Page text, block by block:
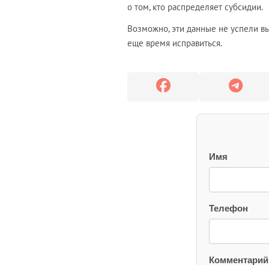
о том, кто распределяет субсидии.
Возможно, эти данные не успели
еще время исправиться.
Имя
Телефон
Комментарий